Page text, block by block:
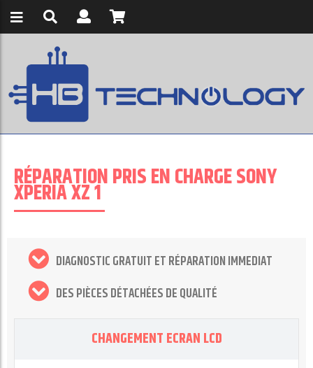
RÉPARATION PRIS EN CHARGE SONY
XPERIA XZ 1
DIAGNOSTIC GRATUIT ET RÉPARATION IMMEDIAT
DES PIÈCES DÉTACHÉES DE QUALITÉ
CHANGEMENT ECRAN LCD